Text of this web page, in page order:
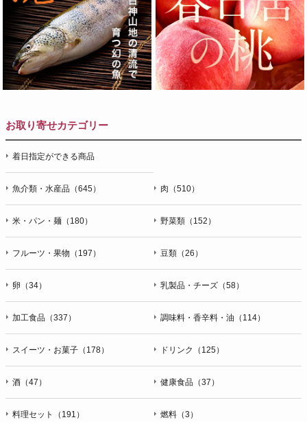
お取り寄せカテゴリー
着日指定ができる商品
魚介類・水産品（645） 肉（510）
米・パン・麺（180） 野菜類（152）
フルーツ・果物（197） 豆類（26）
卵（34） 乳製品・チーズ（58）
加工食品（337） 調味料・香辛料・油（114）
スイーツ・お菓子（178） ドリンク（125）
酒（47） 健康食品（37）
料理セット（191） 燃料（3）